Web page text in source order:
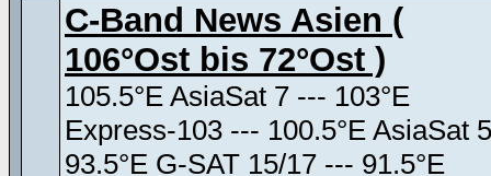
C-Band News Asien (
106°Ost bis 72°Ost )
105.5°E AsiaSat 7 --- 103°E
Express-103 --- 100.5°E AsiaSat 5
93.5°E G-SAT 15/17 --- 91.5°E